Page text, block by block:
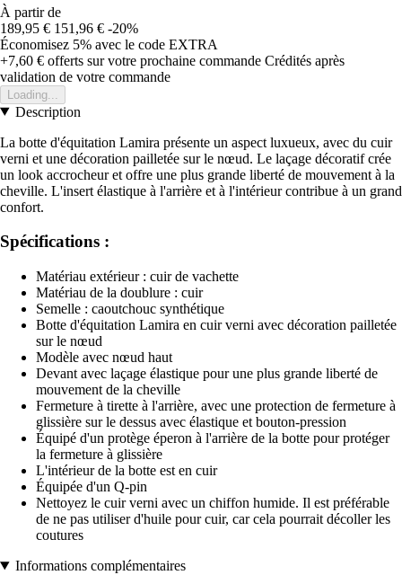
À partir de
189,95 € 151,96 € -20%
Économisez 5% avec le code EXTRA
+7,60 € offerts sur votre prochaine commande Crédités après
validation de votre commande
Loading...
Description
La botte d'équitation Lamira présente un aspect luxueux, avec du cuir
verni et une décoration pailletée sur le nœud. Le laçage décoratif crée
un look accrocheur et offre une plus grande liberté de mouvement à la
cheville. L'insert élastique à l'arrière et à l'intérieur contribue à un grand
confort.
Spécifications :
Matériau extérieur : cuir de vachette
Matériau de la doublure : cuir
Semelle : caoutchouc synthétique
Botte d'équitation Lamira en cuir verni avec décoration pailletée
sur le nœud
Modèle avec nœud haut
Devant avec laçage élastique pour une plus grande liberté de
mouvement de la cheville
Fermeture à tirette à l'arrière, avec une protection de fermeture à
glissière sur le dessus avec élastique et bouton-pression
Équipé d'un protège éperon à l'arrière de la botte pour protéger
la fermeture à glissière
L'intérieur de la botte est en cuir
Équipée d'un Q-pin
Nettoyez le cuir verni avec un chiffon humide. Il est préférable
de ne pas utiliser d'huile pour cuir, car cela pourrait décoller les
coutures
Informations complémentaires